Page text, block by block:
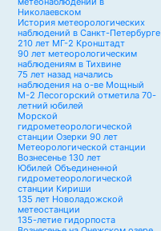
Николаевском
История метеорологических
наблюдений в Санкт-Петербурге
210 лет МГ-2 Кронштадт
90 лет метеорологическим
наблюдениям в Тихвине
75 лет назад начались
наблюдения на о-ве Мощный
М-2 Лесогорский отметила 70-
летний юбилей
Морской
гидрометеорологической
станции Озерки 90 лет
Метеорологической станции
Вознесенье 130 лет
Юбилей Объединенной
гидрометеорологической
станции Кириши
135 лет Новоладожской
метеостанции
135-летие гидорпоста